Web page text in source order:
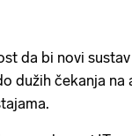
da bi novi
dužih čekanja na